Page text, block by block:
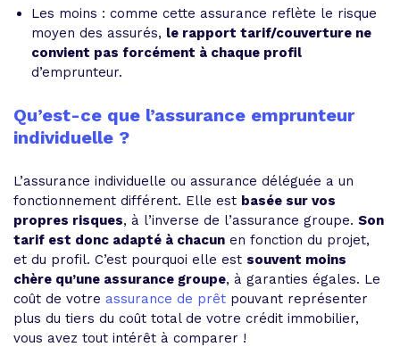
Les moins : comme cette assurance reflète le risque
moyen des assurés, le rapport tarif/couverture ne
convient pas forcément à chaque profil
d’emprunteur.
Qu’est-ce que l’assurance emprunteur
individuelle ?
L’assurance individuelle ou assurance déléguée a un
fonctionnement différent. Elle est basée sur vos
propres risques, à l’inverse de l’assurance groupe. Son
tarif est donc adapté à chacun en fonction du projet,
et du profil. C’est pourquoi elle est souvent moins
chère qu’une assurance groupe, à garanties égales. Le
coût de votre assurance de prêt pouvant représenter
plus du tiers du coût total de votre crédit immobilier,
vous avez tout intérêt à comparer !